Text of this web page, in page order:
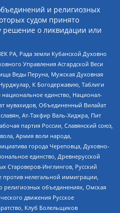
и религиозных
судом принято
решение о ликвидации или
РА, Рада земли Кубанской Духовно
Управления Асгардской Веси
Веды Перуна, Мужская Духовная
К Богодержавию, Таблиги
единство, Национал-
мувахидов, Объединенный Вилайат
Ат-Такфир Валь-Хиджра, Пит
партия России, Славянский союз,
Армия воли народа,
города Череповца, Духовно-
единство, Древнерусской
Староверов-Инглингов, Русский
нелегальной иммиграции,
религиозных объединениях, Омская
движения Русское
Клуб Болельщиков